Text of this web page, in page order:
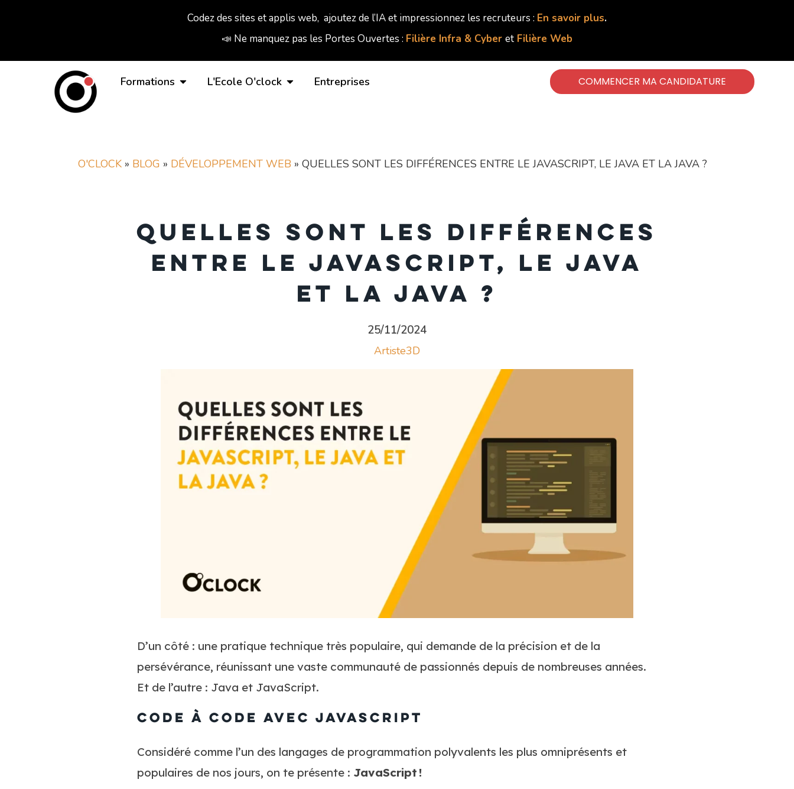
Codez des sites et applis web, ajoutez de l’IA et impressionnez les recruteurs : En savoir plus.
📣 Ne manquez pas les Portes Ouvertes : Filière Infra & Cyber et Filière Web
Formations L'Ecole O'clock Entreprises COMMENCER MA CANDIDATURE
O'CLOCK » BLOG » DÉVELOPPEMENT WEB » QUELLES SONT LES DIFFÉRENCES ENTRE LE JAVASCRIPT, LE JAVA ET LA JAVA ?
Quelles sont les différences
entre le JavaScript, le Java
et la Java ?
25/11/2024
Artiste3D
D’un côté : une pratique technique très populaire, qui demande de la précision et de la
persévérance, réunissant une vaste communauté de passionnés depuis de nombreuses années.
Et de l’autre : Java et JavaScript.
Code à code avec JavaScript
Considéré comme l’un des langages de programmation polyvalents les plus omniprésents et
populaires de nos jours, on te présente : JavaScript !